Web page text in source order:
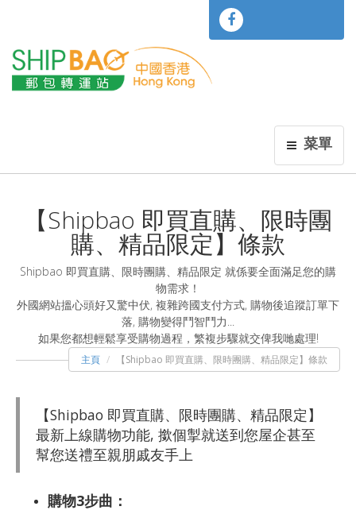
菜單
【Shipbao 即買直購、限時團
購、精品限定】條款
Shipbao 即買直購、限時團購、精品限定 就係要全面滿足您的購
物需求！
外國網站搵心頭好又驚中伏, 複雜跨國支付方式, 購物後追蹤訂單下
落, 購物變得鬥智鬥力...
如果您都想輕鬆享受購物過程，繁複步驟就交俾我哋處理!
主頁 【Shipbao 即買直購、限時團購、精品限定】條款
【Shipbao 即買直購、限時團購、精品限定】
最新上線購物功能, 撳個掣就送到您屋企甚至
幫您送禮至親朋戚友手上
購物3步曲：